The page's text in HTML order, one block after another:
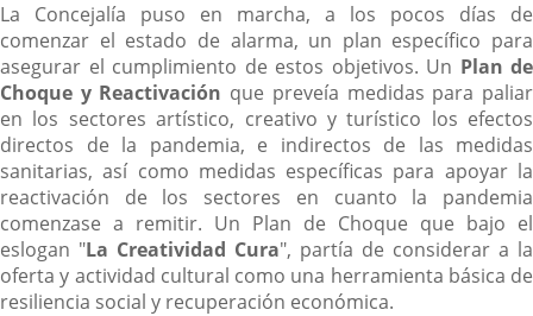
La Concejalía puso en marcha, a los pocos días de
comenzar el estado de alarma, un plan específico para
asegurar el cumplimiento de estos objetivos. Un Plan de
Choque y Reactivación que preveía medidas para paliar
en los sectores artístico, creativo y turístico los efectos
directos de la pandemia, e indirectos de las medidas
sanitarias, así como medidas específicas para apoyar la
reactivación de los sectores en cuanto la pandemia
comenzase a remitir. Un Plan de Choque que bajo el
eslogan "La Creatividad Cura", partía de considerar a la
oferta y actividad cultural como una herramienta básica de
resiliencia social y recuperación económica.